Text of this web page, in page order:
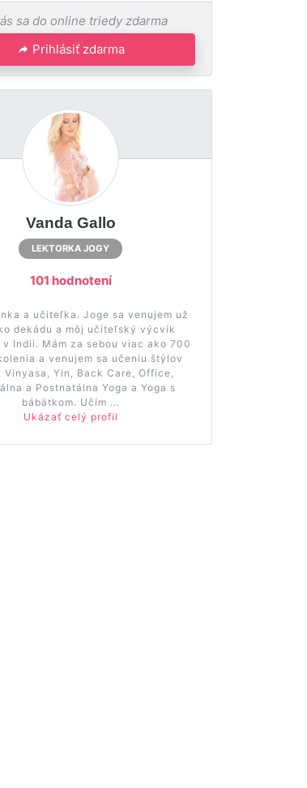
sa do online triedy zdarma
Prihlásiť zdarma
Vanda Gallo
LEKTORKA JOGY
101 hodnotení
a učiteľka. Joge sa venujem už
dekádu a môj učiteľský výcvik
v Indii. Mám za sebou viac ako 700
a venujem sa učeniu štýlov
Vinyasa, Yin, Back Care, Office,
a Postnatálna Yoga a Yoga s
bábätkom. Učím ...
Ukázať celý profil